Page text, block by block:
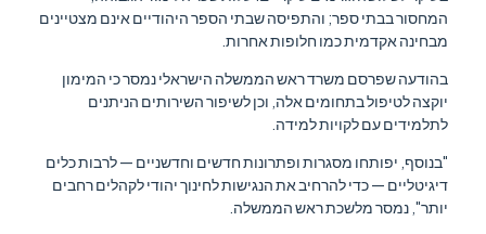
המחסור בבתי ספר; והתפיסה שבתי הספר היהודיים אינם מצטיינים
מבחינה אקדמית כמו חלופות אחרות.
בהודעה שפרסם משרד ראש הממשלה הישראלי נמסר כי המימון
יוקצה לטיפול בתחומים אלה, וכן לשיפור השירותים הניתנים
לתלמידים עם לקויות למידה.
"בנוסף, יפותחו מסגרות ופתרונות חדשים וחדשניים — לרבות כלים
דיגיטליים — כדי להרחיב את הנגישות לחינוך יהודי לקהלים רחבים
יותר", נמסר מלשכת ראש הממשלה.